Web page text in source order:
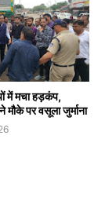
में मचा हड़कंप,
मौके पर वसूला जुर्माना